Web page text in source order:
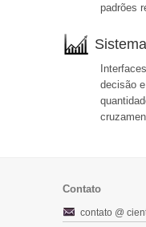
padrões
decisão
Contato
contato @